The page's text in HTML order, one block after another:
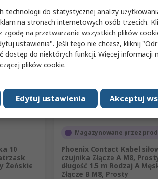
Dodaj
Porównaj
10
Żeńskie
Magazynowane przez
Phoenix Contact Kabel
czujnika Złącze A M8,
długość 1.5 m Rodzaj A
Złącze B M8, Prosty
technologii do statystycznej analizy
na stronach internetowych osób trzecich.
zgodę na przetwarzanie wszystkich plików
ustawienia". Jeśli tego nie chcesz, kliknij
dostęp do niektórych funkcji. Więcej informacji
plików cookie.
Akceptuj
Edytuj ustawienia